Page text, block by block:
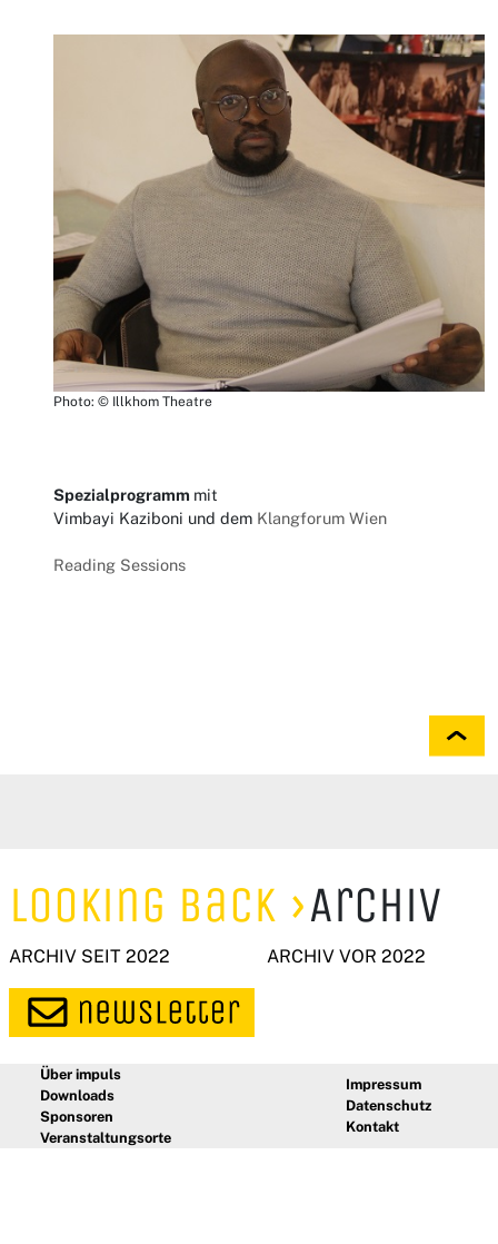
Photo: © Illkhom Theatre
Spezialprogramm mit
Vimbayi Kaziboni und dem Klangforum Wien
Reading Sessions
Looking Back Archiv
ARCHIV SEIT 2022 ARCHIV VOR 2022
Über impuls
Downloads
Sponsoren
Veranstaltungsorte
Impressum
Datenschutz
Kontakt